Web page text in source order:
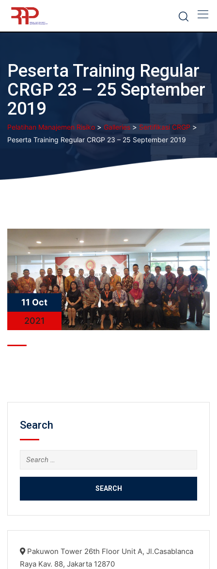
Skip
content
Peserta Training Regular
CRGP 23 – 25 September
2019
Pelatihan Manajemen Risiko > Galleries > Sertifikasi CRGP >
Peserta Training Regular CRGP 23 – 25 September 2019
11 Oct
2021
Search
Search
for:
Pakuwon Tower 26th Floor Unit A, Jl.Casablanca
Raya Kav. 88, Jakarta 12870